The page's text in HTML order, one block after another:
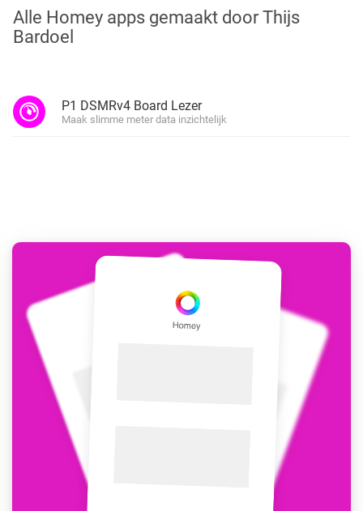
Alle Homey apps gemaakt door Thijs
Bardoel
P1 DSMRv4 Board Lezer
Maak slimme meter data inzichtelijk